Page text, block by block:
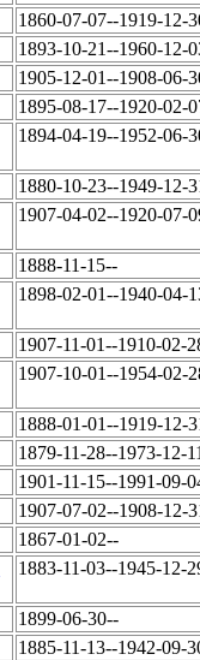
1860-07-07--1919-12-
1893-10-21--1960-12-
1905-12-01--1908-06-
1895-08-17--1920-02-
1894-04-19--1952-06-
1880-10-23--1949-12-
1907-04-02--1920-07-
1888-11-15--
1898-02-01--1940-04-
1907-11-01--1910-02-
1907-10-01--1954-02-
1888-01-01--1919-12-
1879-11-28--1973-12-
1901-11-15--1991-09-
1907-07-02--1908-12-
1867-01-02--
1883-11-03--1945-12-
1899-06-30--
1885-11-13--1942-09-